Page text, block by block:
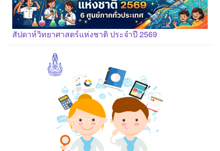
สัปดาห์วิทยาศาสตร์แห่งชาติ ประจำปี 2569